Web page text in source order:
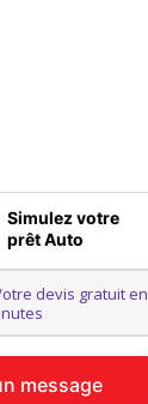
Simulez votre
prêt Auto
devis gratuit en
message